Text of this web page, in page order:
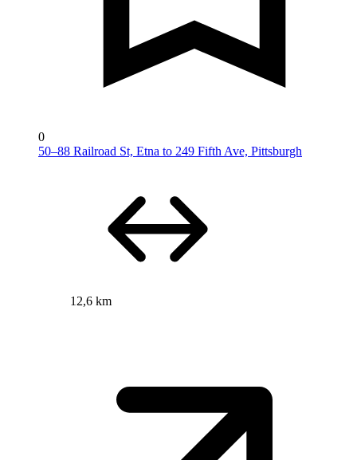
0
50–88 Railroad St, Etna to 249 Fifth Ave, Pittsburgh
12,6 km